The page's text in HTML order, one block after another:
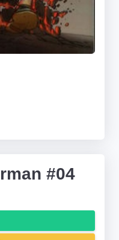
#04